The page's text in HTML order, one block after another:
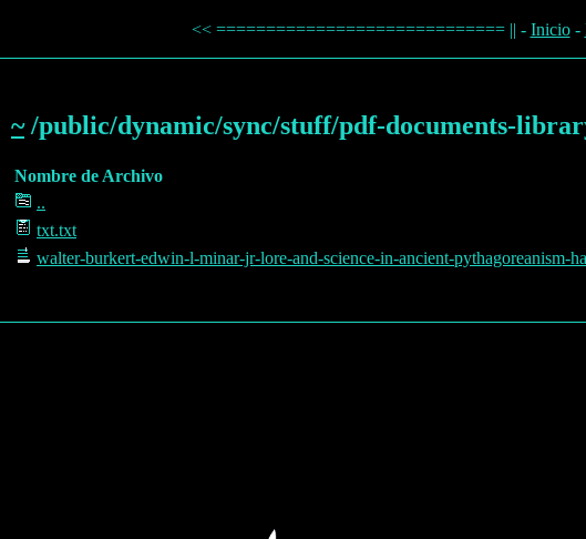
<< ============================= || - Inicio-
~/public/dynamic/sync/stuff/pdf-documents-
Nombre de Archivo
..
txt.txt
walter-burkert-edwin-l-minar-jr-lore-and-science-in-ancient-pythagoreanism-